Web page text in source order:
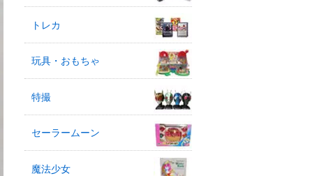
トレカ
玩具・おもちゃ
特撮
セーラームーン
魔法少女